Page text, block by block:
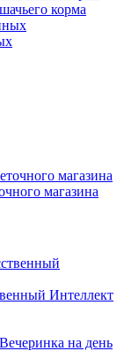
корма
магазина
Интеллект